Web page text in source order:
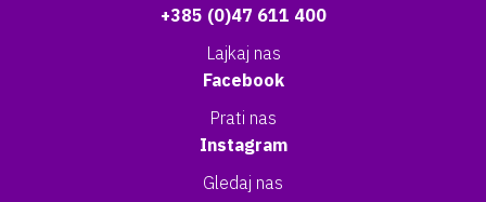
+385 (0)47 611 400
Lajkaj nas
Facebook
Prati nas
Instagram
Gledaj nas